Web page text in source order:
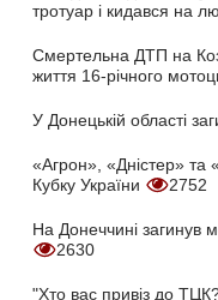
тротуар і кидався на
Смертельна ДТП на
життя 16-річного
У Донецькій області
«Агрон», «Дністер» та
Кубку України
2752
На Донеччині загинув
2630
"Хто вас привіз до